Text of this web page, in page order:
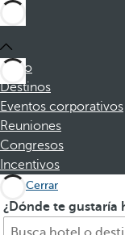
Inicio
Destinos
Eventos corporativos
Reuniones
Congresos
Incentivos
Cerrar
¿Dónde te gustaría
B
A